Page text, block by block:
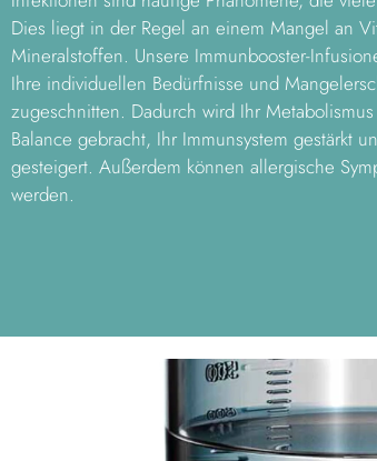
Dies liegt in der Regel an einem Mangel an
Mineralstoffen. Unsere Immunbooster-
Ihre individuellen Bedürfnisse und
zugeschnitten. Dadurch wird Ihr
Balance gebracht, Ihr Immunsystem gestärkt
gesteigert. Außerdem können allergische
werden.